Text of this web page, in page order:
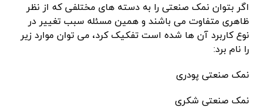
اگر بتوان نمک صنعتی را به دسته های مختلفی که از نظر
ظاهری متفاوت می باشند و همین مسئله سبب تغییر در
نوع کاربرد آن ها شده است تفکیک کرد، می توان موارد زیر
را نام برد:
نمک صنعتی پودری
نمک صنعتی شکری